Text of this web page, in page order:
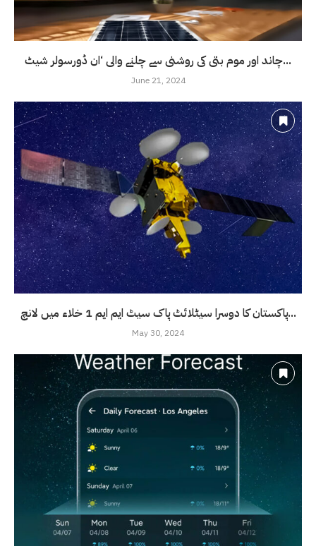
چاند اور موم بتی کی روشنی سے چلنے والی ‘ان ڈورسولر شیٹ...
June 21, 2024
پاکستان کا دوسرا سیٹلائٹ پاک سیٹ ایم ایم 1 خلاء میں لانچ...
May 30, 2024